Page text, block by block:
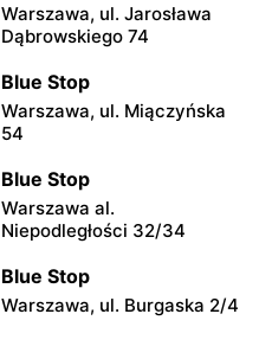
Warszawa, ul. Jarosława
Dąbrowskiego 74
Blue Stop
Warszawa, ul. Miączyńska
54
Blue Stop
Warszawa al.
Niepodległości 32/34
Blue Stop
Warszawa, ul. Burgaska 2/4